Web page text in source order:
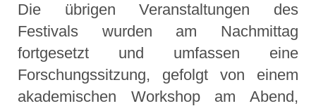
Die übrigen Veranstaltungen des
Festivals wurden am Nachmittag
fortgesetzt und umfassen eine
Forschungssitzung, gefolgt von einem
akademischen Workshop am Abend,